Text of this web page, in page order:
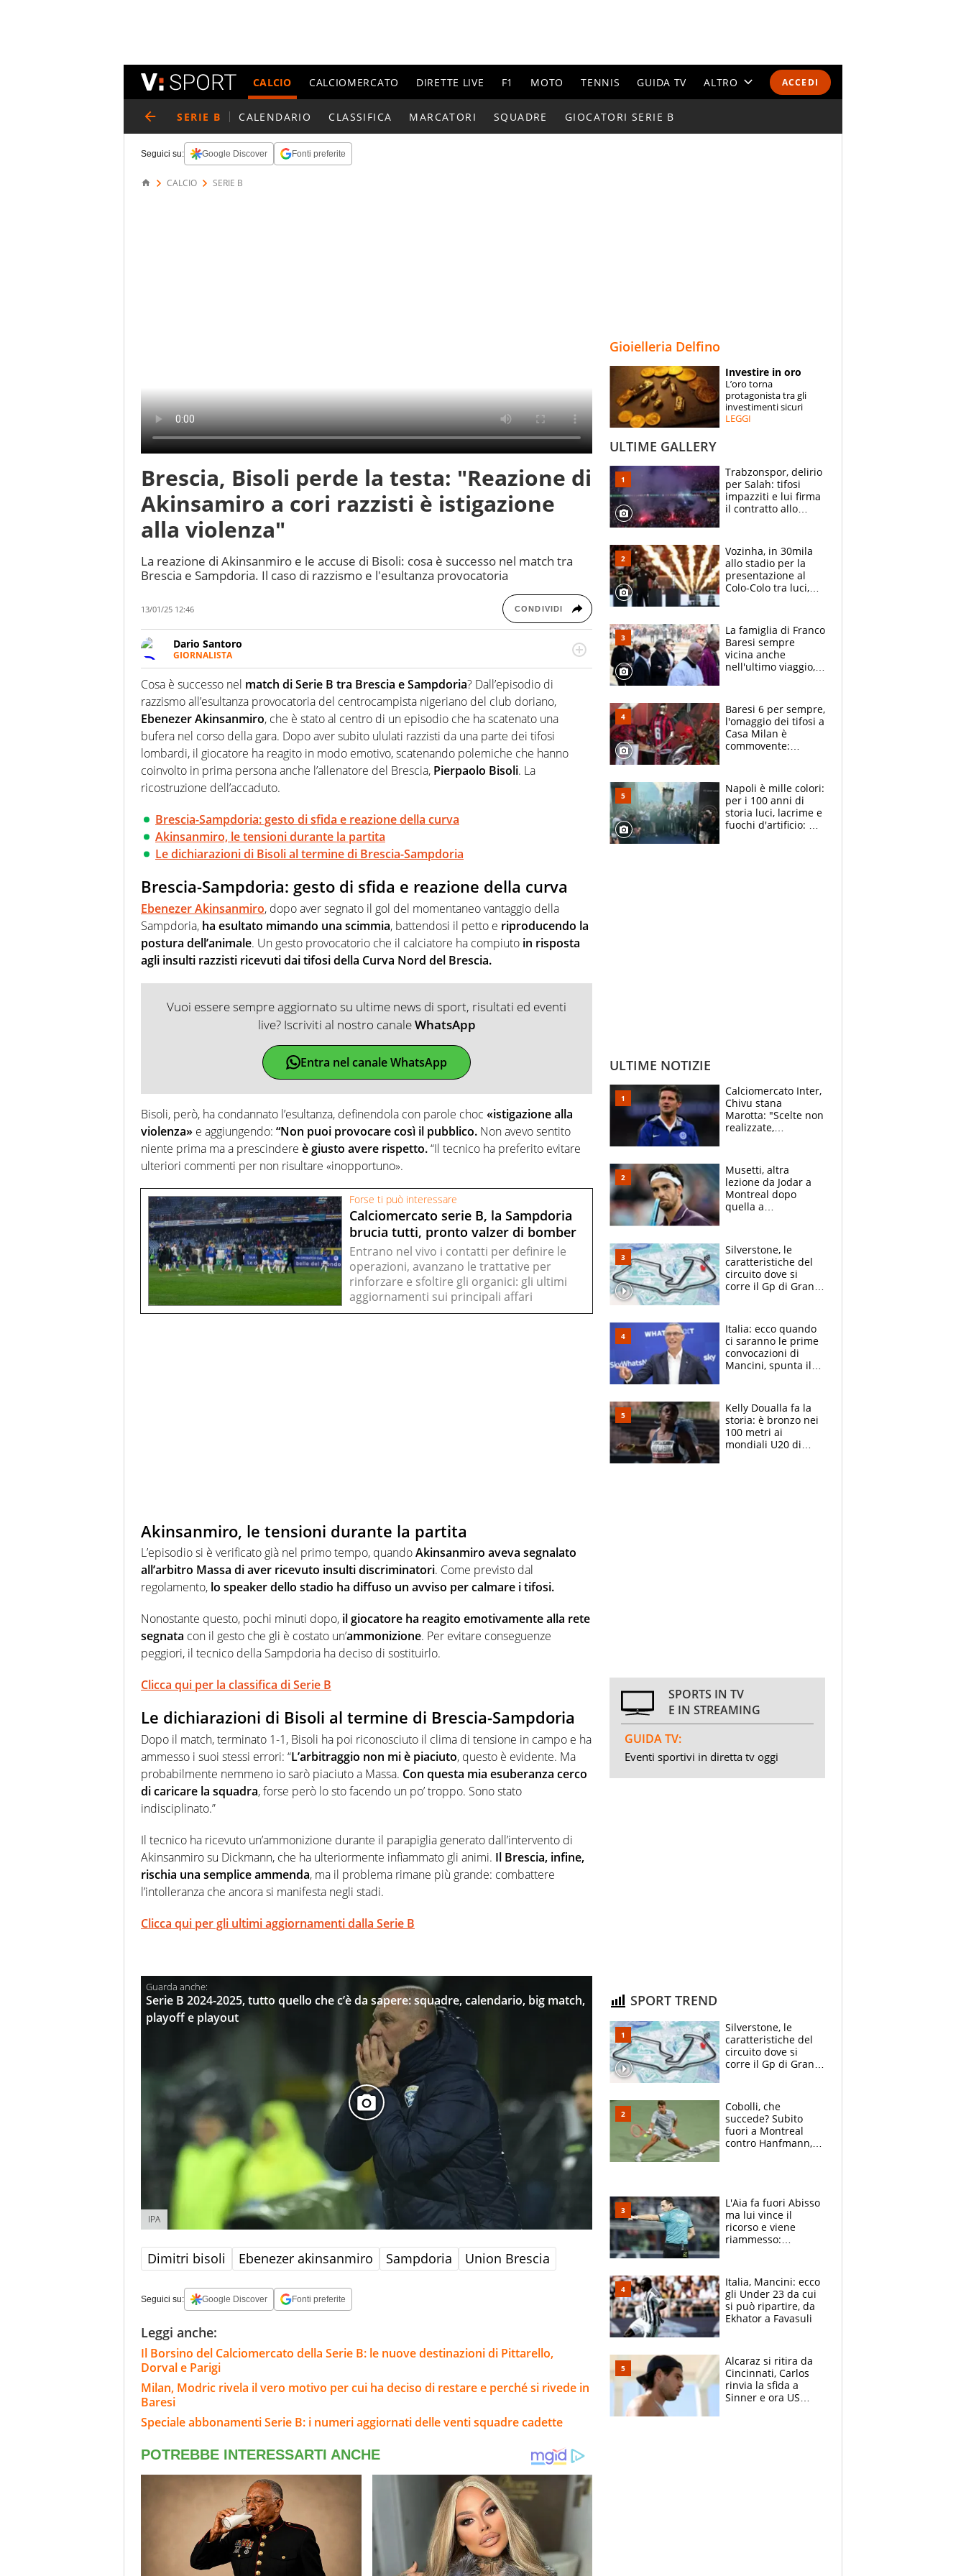
ACCEDI
CALCIO CALCIOMERCATO DIRETTE LIVE F1 MOTO TENNIS GUIDA TV ALTRO
ESPERTI
CONTATTI
SERIE B CALENDARIO CLASSIFICA MARCATORI SQUADRE GIOCATORI SERIE B
Seguici su: Google Discover Fonti preferite
CALCIO SERIE B
Brescia, Bisoli perde la testa: "Reazione di
Akinsamiro a cori razzisti è istigazione
alla violenza"
La reazione di Akinsanmiro e le accuse di Bisoli: cosa è successo nel match tra
Brescia e Sampdoria. Il caso di razzismo e l'esultanza provocatoria
13/01/25 12:46 CONDIVIDI
Dario Santoro
GIORNALISTA
Scrive, commenta, racconta lo sport in tutte le sfaccettature. Tocca l'apice quando ha
modo di concentrarsi sulle interviste ai grandi protagonisti
Cosa è successo nel match di Serie B tra Brescia e Sampdoria? Dall’episodio di
razzismo all’esultanza provocatoria del centrocampista nigeriano del club doriano,
Ebenezer Akinsanmiro, che è stato al centro di un episodio che ha scatenato una
bufera nel corso della gara. Dopo aver subito ululati razzisti da una parte dei tifosi
lombardi, il giocatore ha reagito in modo emotivo, scatenando polemiche che hanno
coinvolto in prima persona anche l’allenatore del Brescia, Pierpaolo Bisoli. La
ricostruzione dell’accaduto.
Brescia-Sampdoria: gesto di sfida e reazione della curva
Akinsanmiro, le tensioni durante la partita
Le dichiarazioni di Bisoli al termine di Brescia-Sampdoria
Brescia-Sampdoria: gesto di sfida e reazione della curva
Ebenezer Akinsanmiro, dopo aver segnato il gol del momentaneo vantaggio della
Sampdoria, ha esultato mimando una scimmia, battendosi il petto e riproducendo la
postura dell’animale. Un gesto provocatorio che il calciatore ha compiuto in risposta
agli insulti razzisti ricevuti dai tifosi della Curva Nord del Brescia.
Vuoi essere sempre aggiornato su ultime news di sport, risultati ed eventi
live? Iscriviti al nostro canaleWhatsApp
Entra nel canale WhatsApp
Bisoli, però, ha condannato l’esultanza, definendola con parole choc «istigazione alla
violenza» e aggiungendo: “Non puoi provocare così il pubblico. Non avevo sentito
niente prima ma a prescindere è giusto avere rispetto.“Il tecnico ha preferito evitare
ulteriori commenti per non risultare «inopportuno».
Forse ti può interessare
Calciomercato serie B, la Sampdoria
brucia tutti, pronto valzer di bomber
Entrano nel vivo i contatti per definire le
operazioni, avanzano le trattative per
rinforzare e sfoltire gli organici: gli ultimi
aggiornamenti sui principali affari
Akinsanmiro, le tensioni durante la partita
L’episodio si è verificato già nel primo tempo, quandoAkinsanmiro aveva segnalato
all’arbitro Massa di aver ricevuto insulti discriminatori. Come previsto dal
regolamento, lo speaker dello stadio ha diffuso un avviso per calmare i tifosi.
Nonostante questo, pochi minuti dopo, il giocatore ha reagito emotivamente alla rete
segnata con il gesto che gli è costato un’ammonizione. Per evitare conseguenze
peggiori, il tecnico della Sampdoria ha deciso di sostituirlo.
Clicca qui per la classifica di Serie B
Le dichiarazioni di Bisoli al termine di Brescia-Sampdoria
Dopo il match, terminato 1-1, Bisoli ha poi riconosciuto il clima di tensione in campo e ha
ammesso i suoi stessi errori: “L’arbitraggio non mi è piaciuto, questo è evidente. Ma
probabilmente nemmeno io sarò piaciuto a Massa. Con questa mia esuberanza cerco
di caricare la squadra, forse però lo sto facendo un po’ troppo. Sono stato
indisciplinato.”
Il tecnico ha ricevuto un’ammonizione durante il parapiglia generato dall’intervento di
Akinsanmiro su Dickmann, che ha ulteriormente infiammato gli animi. Il Brescia, infine,
rischia una semplice ammenda, ma il problema rimane più grande: combattere
l’intolleranza che ancora si manifesta negli stadi.
Clicca qui per gli ultimi aggiornamenti dalla Serie B
Serie B 2024-2025, tutto quello che c’è da sapere: squadre, calendario, big match,
playoff e playout
IPA
Dimitri bisoli Ebenezer akinsanmiro Sampdoria Union Brescia
Seguici su: Google Discover Fonti preferite
Leggi anche:
Il Borsino del Calciomercato della Serie B: le nuove destinazioni di Pittarello,
Dorval e Parigi
Milan, Modric rivela il vero motivo per cui ha deciso di restare e perché si rivede in
Baresi
Speciale abbonamenti Serie B: i numeri aggiornati delle venti squadre cadette
Gioielleria Delfino
Investire in oro
L’oro torna
protagonista tra gli
investimenti sicuri
LEGGI
ULTIME GALLERY
Trabzonspor, delirio
per Salah: tifosi
impazziti e lui firma
il contratto allo
Vozinha, in 30mila
allo stadio per la
presentazione al
Colo-Colo tra luci,
La famiglia di Franco
Baresi sempre
vicina anche
nell'ultimo viaggio,
circondati
dall'affetto dei tifosi
Baresi 6 per sempre,
l'omaggio dei tifosi a
Casa Milan è
commovente:
bigliettini
Napoli è mille colori:
per i 100 anni di
storia luci, lacrime e
fuochi d'artificio: De
ULTIME NOTIZIE
Calciomercato Inter,
Chivu stana
Marotta: "Scelte non
realizzate,
squadra"
Musetti, altra
lezione da Jodar a
Montreal dopo
quella a
tutto"
Silverstone, le
caratteristiche del
circuito dove si
corre il Gp di Gran
Italia: ecco quando
ci saranno le prime
convocazioni di
Mancini, spunta il
Kelly Doualla fa la
storia: è bronzo nei
100 metri ai
mondiali U20 di
SPORTS IN TV
E IN STREAMING
GUIDA TV:
Eventi sportivi in diretta tv oggi
SPORT TREND
Silverstone, le
caratteristiche del
circuito dove si
corre il Gp di Gran
Cobolli, che
succede? Subito
fuori a Montreal
contro Hanfmann,
L'Aia fa fuori Abisso
ma lui vince il
ricorso e viene
riammesso:
Italia, Mancini: ecco
gli Under 23 da cui
si può ripartire, da
Ekhator a Favasuli
Alcaraz si ritira da
Cincinnati, Carlos
rinvia la sfida a
Sinner e ora US